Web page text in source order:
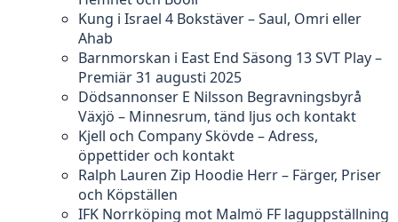
Kung i Israel 4 Bokstäver – Saul, Omri eller
Ahab
Barnmorskan i East End Säsong 13 SVT Play –
Premiär 31 augusti 2025
Dödsannonser E Nilsson Begravningsbyrå
Växjö – Minnesrum, tänd ljus och kontakt
Kjell och Company Skövde – Adress,
öppettider och kontakt
Ralph Lauren Zip Hoodie Herr – Färger, Priser
och Köpställen
IFK Norrköping mot Malmö FF laguppställning